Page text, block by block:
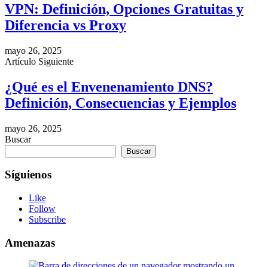
VPN: Definición, Opciones Gratuitas y
Diferencia vs Proxy
mayo 26, 2025
Artículo Siguiente
¿Qué es el Envenenamiento DNS?
Definición, Consecuencias y Ejemplos
mayo 26, 2025
Buscar
Buscar
Síguienos
Like
Follow
Subscribe
Amenazas